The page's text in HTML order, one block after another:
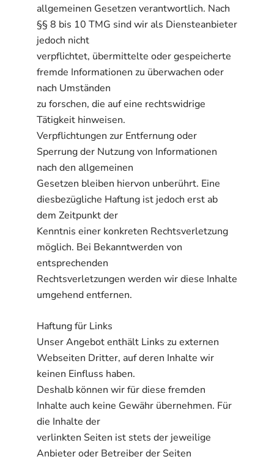
allgemeinen Gesetzen verantwortlich. Nach
§§ 8 bis 10 TMG sind wir als Diensteanbieter
jedoch nicht
verpflichtet, übermittelte oder gespeicherte
fremde Informationen zu überwachen oder
nach Umständen
zu forschen, die auf eine rechtswidrige
Tätigkeit hinweisen.
Verpflichtungen zur Entfernung oder
Sperrung der Nutzung von Informationen
nach den allgemeinen
Gesetzen bleiben hiervon unberührt. Eine
diesbezügliche Haftung ist jedoch erst ab
dem Zeitpunkt der
Kenntnis einer konkreten Rechtsverletzung
möglich. Bei Bekanntwerden von
entsprechenden
Rechtsverletzungen werden wir diese Inhalte
umgehend entfernen.
Haftung für Links
Unser Angebot enthält Links zu externen
Webseiten Dritter, auf deren Inhalte wir
keinen Einfluss haben.
Deshalb können wir für diese fremden
Inhalte auch keine Gewähr übernehmen. Für
die Inhalte der
verlinkten Seiten ist stets der jeweilige
Anbieter oder Betreiber der Seiten